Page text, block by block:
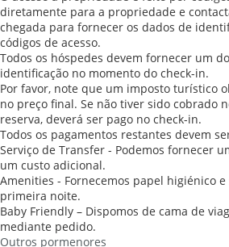
diretamente para a propriedade e
chegada para fornecer os dados de
códigos de acesso.
Todos os hóspedes devem fornecer um
identificação no momento do check-in.
Por favor, note que um imposto turístico
no preço final. Se não tiver sido cobrado
reserva, deverá ser pago no check-in.
Todos os pagamentos restantes devem
Serviço de Transfer - Podemos fornecer
um custo adicional.
Amenities - Fornecemos papel higiénico
primeira noite.
Baby Friendly – Dispomos de cama de
mediante pedido.
Outros pormenores